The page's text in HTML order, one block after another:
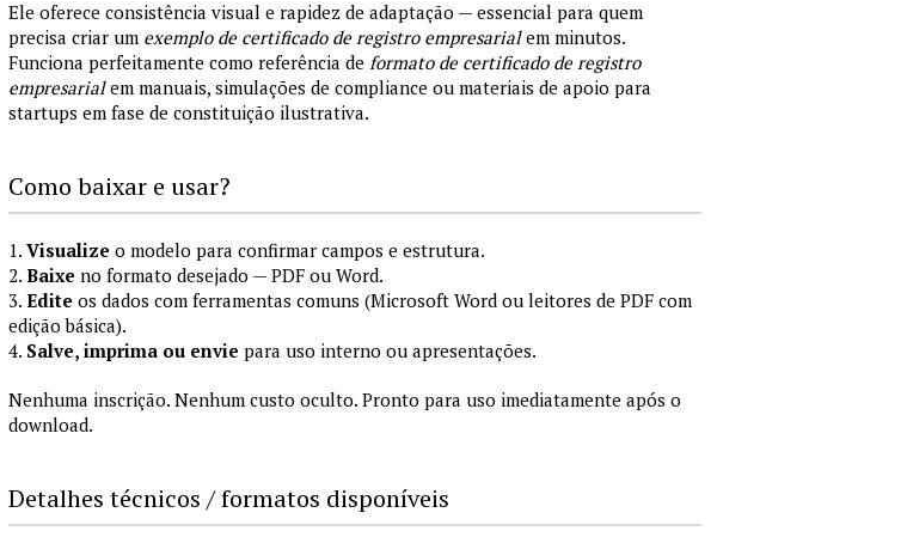
Ele oferece consistência visual e rapidez de adaptação — essencial para quem
precisa criar um exemplo de certificado de registro empresarialem minutos.
Funciona perfeitamente como referência de formato de certificado de registro
empresarialem manuais, simulações de compliance ou materiais de apoio para
startups em fase de constituição ilustrativa.
Como baixar e usar?
1. Visualize o modelo para confirmar campos e estrutura.
2. Baixe no formato desejado — PDF ou Word.
3. Edite os dados com ferramentas comuns (Microsoft Word ou leitores de PDF com
edição básica).
4. Salve, imprima ou envie para uso interno ou apresentações.
Nenhuma inscrição. Nenhum custo oculto. Pronto para uso imediatamente após o
download.
Detalhes técnicos / formatos disponíveis